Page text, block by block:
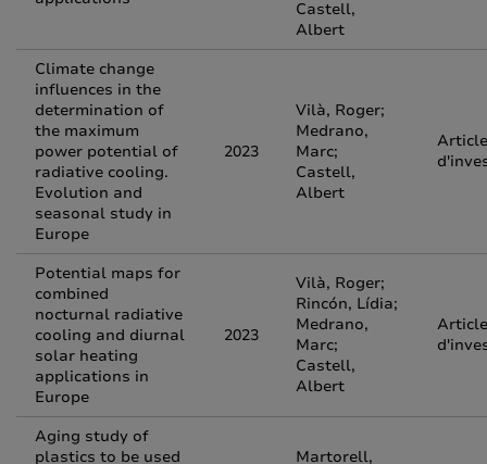
Castell,
Albert
Climate change
influences in the
determination of
the maximum
power potential of
radiative cooling.
Evolution and
seasonal study in
Europe
2023
Vilà, Roger;
Medrano,
Marc;
Castell,
Albert
Article
Potential maps for
combined
nocturnal radiative
cooling and diurnal
solar heating
applications in
Europe
2023
Vilà, Roger;
Rincón, Lídia;
Medrano,
Marc;
Castell,
Albert
Article
Aging study of
plastics to be used
Martorell,